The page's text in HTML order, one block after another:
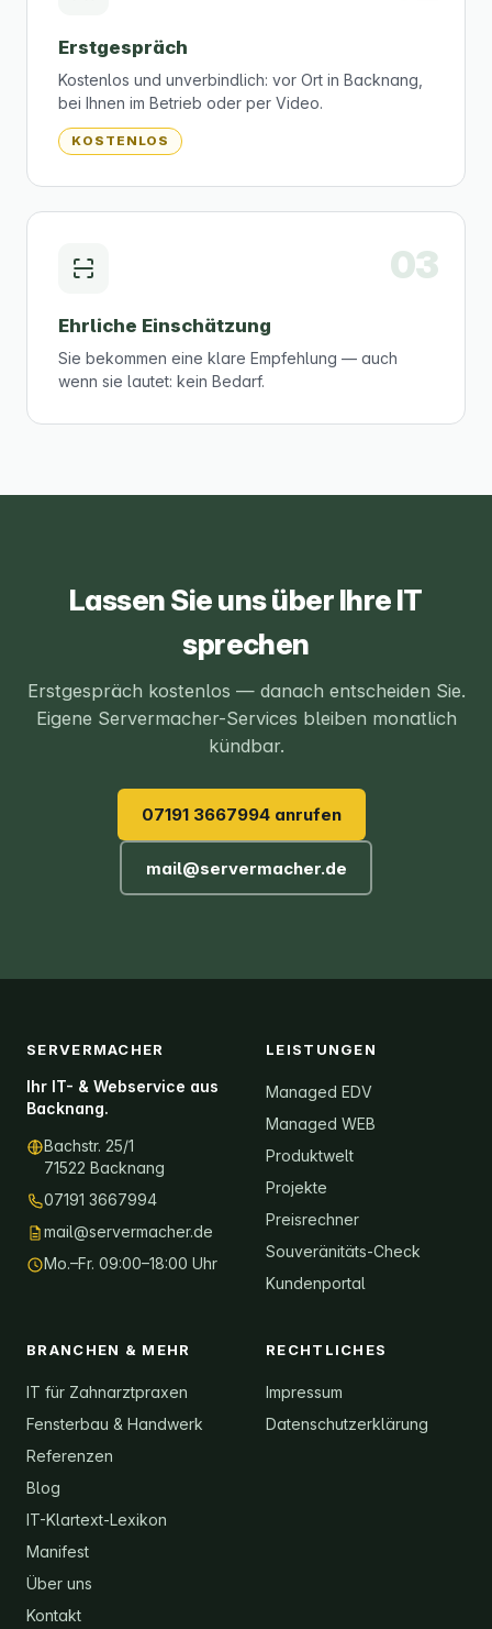
Erstgespräch
Kostenlos und unverbindlich: vor Ort in Backnang,
bei Ihnen im Betrieb oder per Video.
KOSTENLOS
Ehrliche Einschätzung
Sie bekommen eine klare Empfehlung — auch
wenn sie lautet: kein Bedarf.
Lassen Sie uns über Ihre IT
sprechen
Erstgespräch kostenlos — danach entscheiden Sie.
Eigene Servermacher-Services bleiben monatlich
kündbar.
07191 3667994 anrufen
mail@servermacher.de
SERVERMACHER
Ihr IT- & Webservice aus
Backnang.
Bachstr. 25/1
71522 Backnang
07191 3667994
mail@servermacher.de
Mo.–Fr. 09:00–18:00 Uhr
LEISTUNGEN
Managed EDV
Managed WEB
Produktwelt
Projekte
Preisrechner
Souveränitäts-Check
Kundenportal
BRANCHEN & MEHR
IT für Zahnarztpraxen
Fensterbau & Handwerk
Referenzen
Blog
IT-Klartext-Lexikon
Manifest
Über uns
Kontakt
RECHTLICHES
Impressum
Datenschutzerklärung